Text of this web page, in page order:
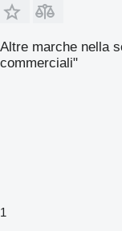
Altre marche nella
commerciali"
1